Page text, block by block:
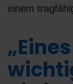
einem